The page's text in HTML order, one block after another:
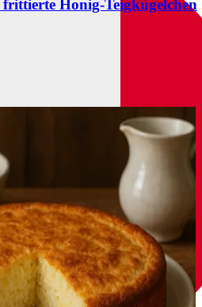
frittierte Honig-Teigkügelchen